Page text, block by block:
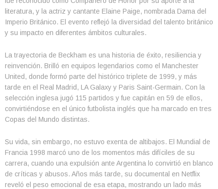
literatura, y la actriz y cantante Elaine Paige, nombrada Dama del
Imperio Británico. El evento reflejó la diversidad del talento británico
y su impacto en diferentes ámbitos culturales.
La trayectoria de Beckham es una historia de éxito, resiliencia y
reinvención. Brilló en equipos legendarios como el Manchester
United, donde formó parte del histórico triplete de 1999, y más
tarde en el Real Madrid, LA Galaxy y Paris Saint-Germain. Con la
selección inglesa jugó 115 partidos y fue capitán en 59 de ellos,
convirtiéndose en el único futbolista inglés que ha marcado en tres
Copas del Mundo distintas.
Su vida, sin embargo, no estuvo exenta de altibajos. El Mundial de
Francia 1998 marcó uno de los momentos más difíciles de su
carrera, cuando una expulsión ante Argentina lo convirtió en blanco
de críticas y abusos. Años más tarde, su documental en Netflix
reveló el peso emocional de esa etapa, mostrando un lado más